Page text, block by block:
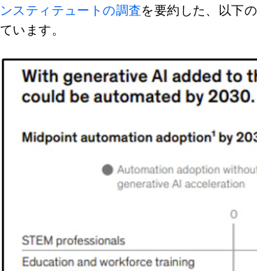
ンスティテュートの調査を要約した、以下
ています。